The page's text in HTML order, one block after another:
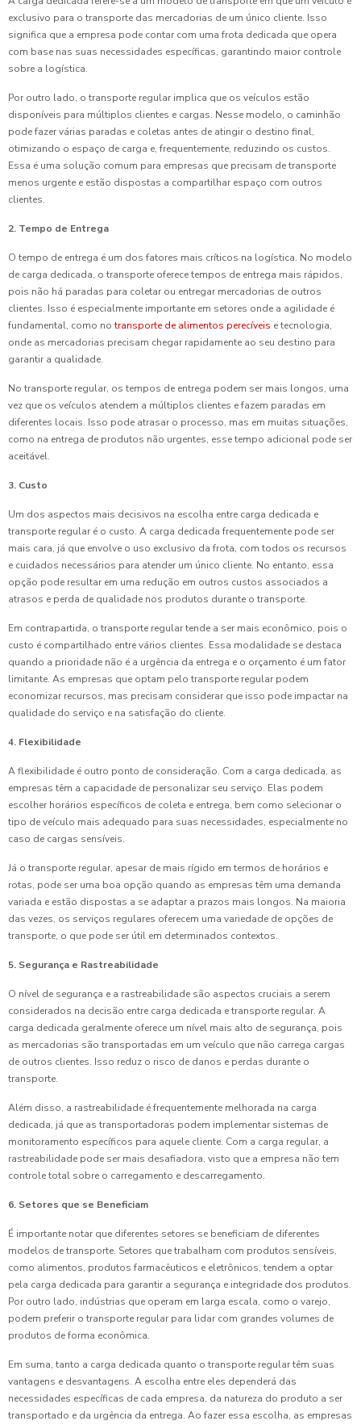
exclusivo para o transporte das mercadorias de um único cliente. Isso
significa que a empresa pode contar com uma frota dedicada que opera
com base nas suas necessidades específicas, garantindo maior controle
sobre a logística.
Por outro lado, o transporte regular implica que os veículos estão
disponíveis para múltiplos clientes e cargas. Nesse modelo, o caminhão
pode fazer várias paradas e coletas antes de atingir o destino final,
otimizando o espaço de carga e, frequentemente, reduzindo os custos.
Essa é uma solução comum para empresas que precisam de transporte
menos urgente e estão dispostas a compartilhar espaço com outros
clientes.
2. Tempo de Entrega
O tempo de entrega é um dos fatores mais críticos na logística. No modelo
de carga dedicada, o transporte oferece tempos de entrega mais rápidos,
pois não há paradas para coletar ou entregar mercadorias de outros
clientes. Isso é especialmente importante em setores onde a agilidade é
fundamental, como notransporte de alimentos perecíveis e tecnologia,
onde as mercadorias precisam chegar rapidamente ao seu destino para
garantir a qualidade.
No transporte regular, os tempos de entrega podem ser mais longos, uma
vez que os veículos atendem a múltiplos clientes e fazem paradas em
diferentes locais. Isso pode atrasar o processo, mas em muitas situações,
como na entrega de produtos não urgentes, esse tempo adicional pode ser
aceitável.
3. Custo
Um dos aspectos mais decisivos na escolha entre carga dedicada e
transporte regular é o custo. A carga dedicada frequentemente pode ser
mais cara, já que envolve o uso exclusivo da frota, com todos os recursos
e cuidados necessários para atender um único cliente. No entanto, essa
opção pode resultar em uma redução em outros custos associados a
atrasos e perda de qualidade nos produtos durante o transporte.
Em contrapartida, o transporte regular tende a ser mais econômico, pois o
custo é compartilhado entre vários clientes. Essa modalidade se destaca
quando a prioridade não é a urgência da entrega e o orçamento é um fator
limitante. As empresas que optam pelo transporte regular podem
economizar recursos, mas precisam considerar que isso pode impactar na
qualidade do serviço e na satisfação do cliente.
4. Flexibilidade
A flexibilidade é outro ponto de consideração. Com a carga dedicada, as
empresas têm a capacidade de personalizar seu serviço. Elas podem
escolher horários específicos de coleta e entrega, bem como selecionar o
tipo de veículo mais adequado para suas necessidades, especialmente no
caso de cargas sensíveis.
Já o transporte regular, apesar de mais rígido em termos de horários e
rotas, pode ser uma boa opção quando as empresas têm uma demanda
variada e estão dispostas a se adaptar a prazos mais longos. Na maioria
das vezes, os serviços regulares oferecem uma variedade de opções de
transporte, o que pode ser útil em determinados contextos.
5. Segurança e Rastreabilidade
O nível de segurança e a rastreabilidade são aspectos cruciais a serem
considerados na decisão entre carga dedicada e transporte regular. A
carga dedicada geralmente oferece um nível mais alto de segurança, pois
as mercadorias são transportadas em um veículo que não carrega cargas
de outros clientes. Isso reduz o risco de danos e perdas durante o
transporte.
Além disso, a rastreabilidade é frequentemente melhorada na carga
dedicada, já que as transportadoras podem implementar sistemas de
monitoramento específicos para aquele cliente. Com a carga regular, a
rastreabilidade pode ser mais desafiadora, visto que a empresa não tem
controle total sobre o carregamento e descarregamento.
6. Setores que se Beneficiam
É importante notar que diferentes setores se beneficiam de diferentes
modelos de transporte. Setores que trabalham com produtos sensíveis,
como alimentos, produtos farmacêuticos e eletrônicos, tendem a optar
pela carga dedicada para garantir a segurança e integridade dos produtos.
Por outro lado, indústrias que operam em larga escala, como o varejo,
podem preferir o transporte regular para lidar com grandes volumes de
produtos de forma econômica.
Em suma, tanto a carga dedicada quanto o transporte regular têm suas
vantagens e desvantagens. A escolha entre eles dependerá das
necessidades específicas de cada empresa, da natureza do produto a ser
transportado e da urgência da entrega. Ao fazer essa escolha, as empresas